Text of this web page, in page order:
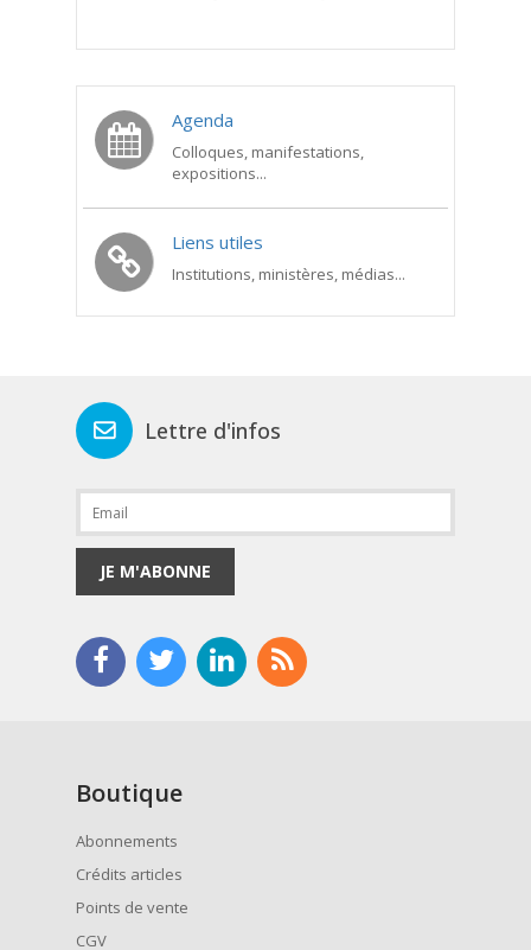
Agenda
Colloques, manifestations,
expositions...
Liens utiles
Institutions, ministères, médias...
Lettre d'infos
JE M'ABONNE
Boutique
Abonnements
Crédits articles
Points de vente
CGV